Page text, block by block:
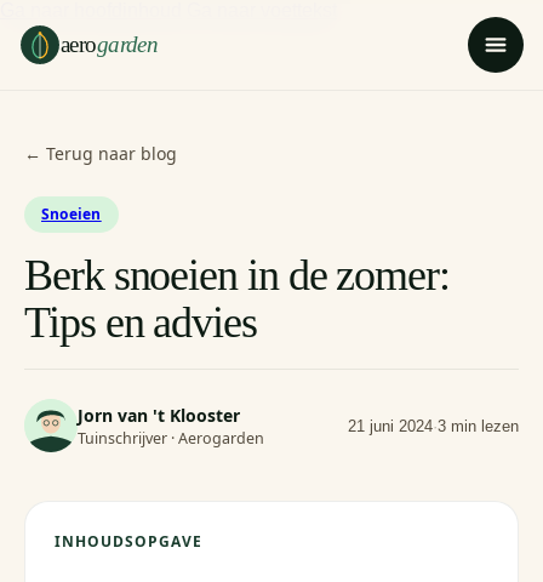
aerogarden
← Terug naar blog
Snoeien
Berk snoeien in de zomer:
Tips en advies
Jorn van 't Klooster
Tuinschrijver · Aerogarden
21 juni 2024·3 min lezen
INHOUDSOPGAVE